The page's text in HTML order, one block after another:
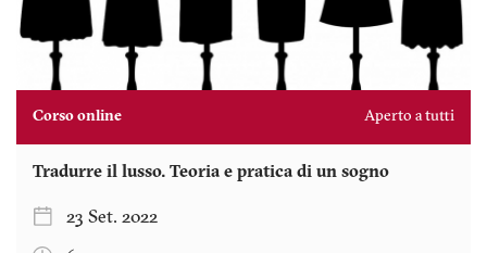
Corso online Aperto a tutti
Tradurre il lusso. Teoria e pratica di un sogno
23 Set. 2022